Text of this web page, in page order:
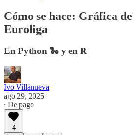
Cómo se hace: Gráfica
Euroliga
En Python 🐍 y en R
Ivo Villanueva
ago 29, 2025
∙ De pago
4